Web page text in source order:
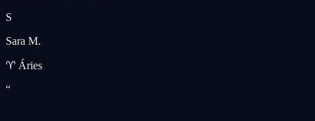
S
Sara M.
♈ Áries
“